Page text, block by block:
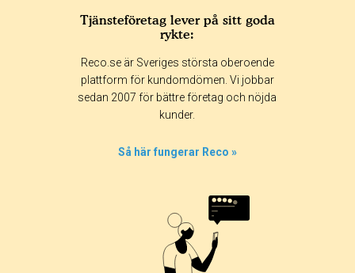
Tjänsteföretag lever på sitt goda
rykte:
Reco.se är Sveriges största oberoende
plattform för kundomdömen. Vi jobbar
sedan 2007 för bättre företag och nöjda
kunder.
Så här fungerar Reco »